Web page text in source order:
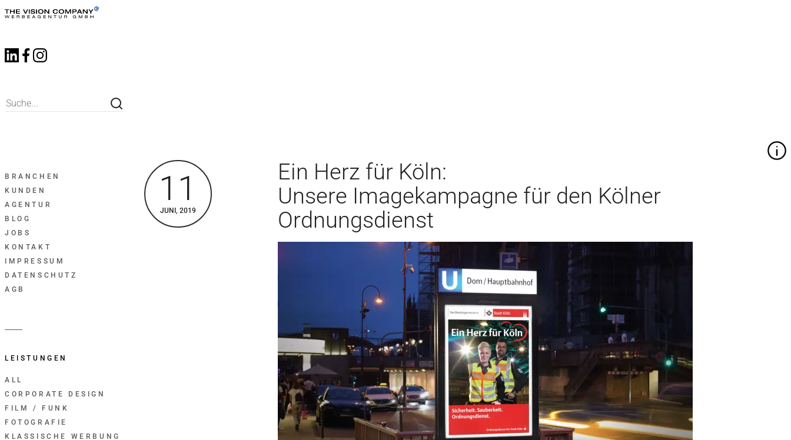
BRANCHEN
KUNDEN
AGENTUR
BLOG
JOBS
KONTAKT
IMPRESSUM
DATENSCHUTZ
AGB
LEISTUNGEN
ALL
CORPORATE DESIGN
FILM / FUNK
FOTOGRAFIE
KLASSISCHE WERBUNG
11
JUNI, 2019
Ein Herz für Köln:
Unsere Imagekampagne für den Kölner
Ordnungsdienst